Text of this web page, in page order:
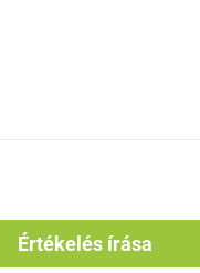
Értékelés írása